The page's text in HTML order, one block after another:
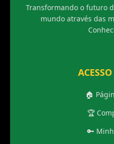
Transformando o futuro
mundo através das
🏠
🏆
🔑